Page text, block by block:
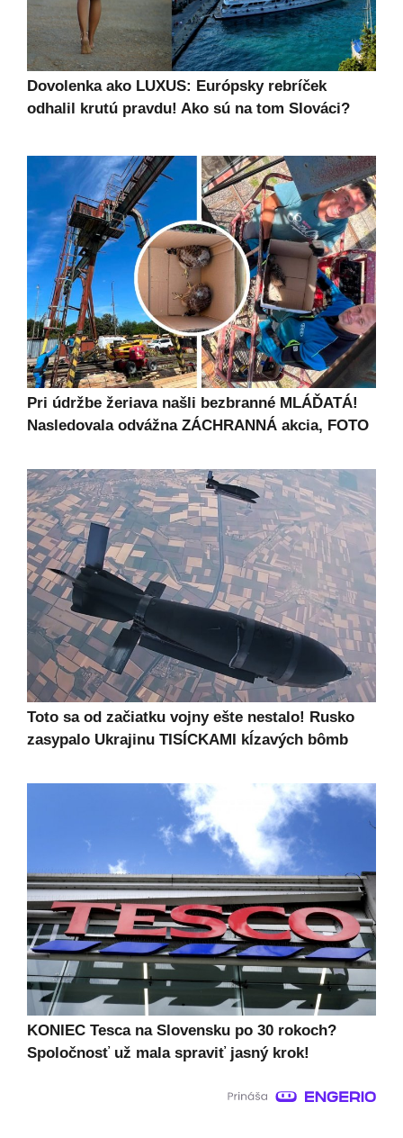
Dovolenka ako LUXUS: Európsky rebríček
odhalil krutú pravdu! Ako sú na tom Slováci?
Pri údržbe žeriava našli bezbranné MLÁĎATÁ!
Nasledovala odvážna ZÁCHRANNÁ akcia, FOTO
Toto sa od začiatku vojny ešte nestalo! Rusko
zasypalo Ukrajinu TISÍCKAMI kĺzavých bômb
KONIEC Tesca na Slovensku po 30 rokoch?
Spoločnosť už mala spraviť jasný krok!